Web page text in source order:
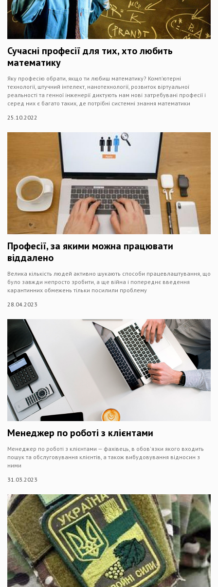
Сучасні професії для тих, хто любить
математику
Яку професію обрати, якщо ти любиш математику? Комп’ютерні
технології, штучний інтелект, нанотехнології, розвиток віртуальної
реальності та генної інженерії диктують нам нові затребувані професії і
серед них є багато таких, де потрібні системні знання математики
25.10.2022
Професії, за якими можна працювати
віддалено
Велика кількість людей активно шукають способи працевлаштування, що
було завжди непросто зробити, а ще війна і попереднє введення
карантинних обмежень тільки посилили проблему
28.04.2023
Менеджер по роботі з клієнтами
Менеджер по роботі з клієнтами — фахівець, в обов'язки якого входить
пошук та обслуговування клієнтів, а також вибудовування відносин з
ними
31.03.2023